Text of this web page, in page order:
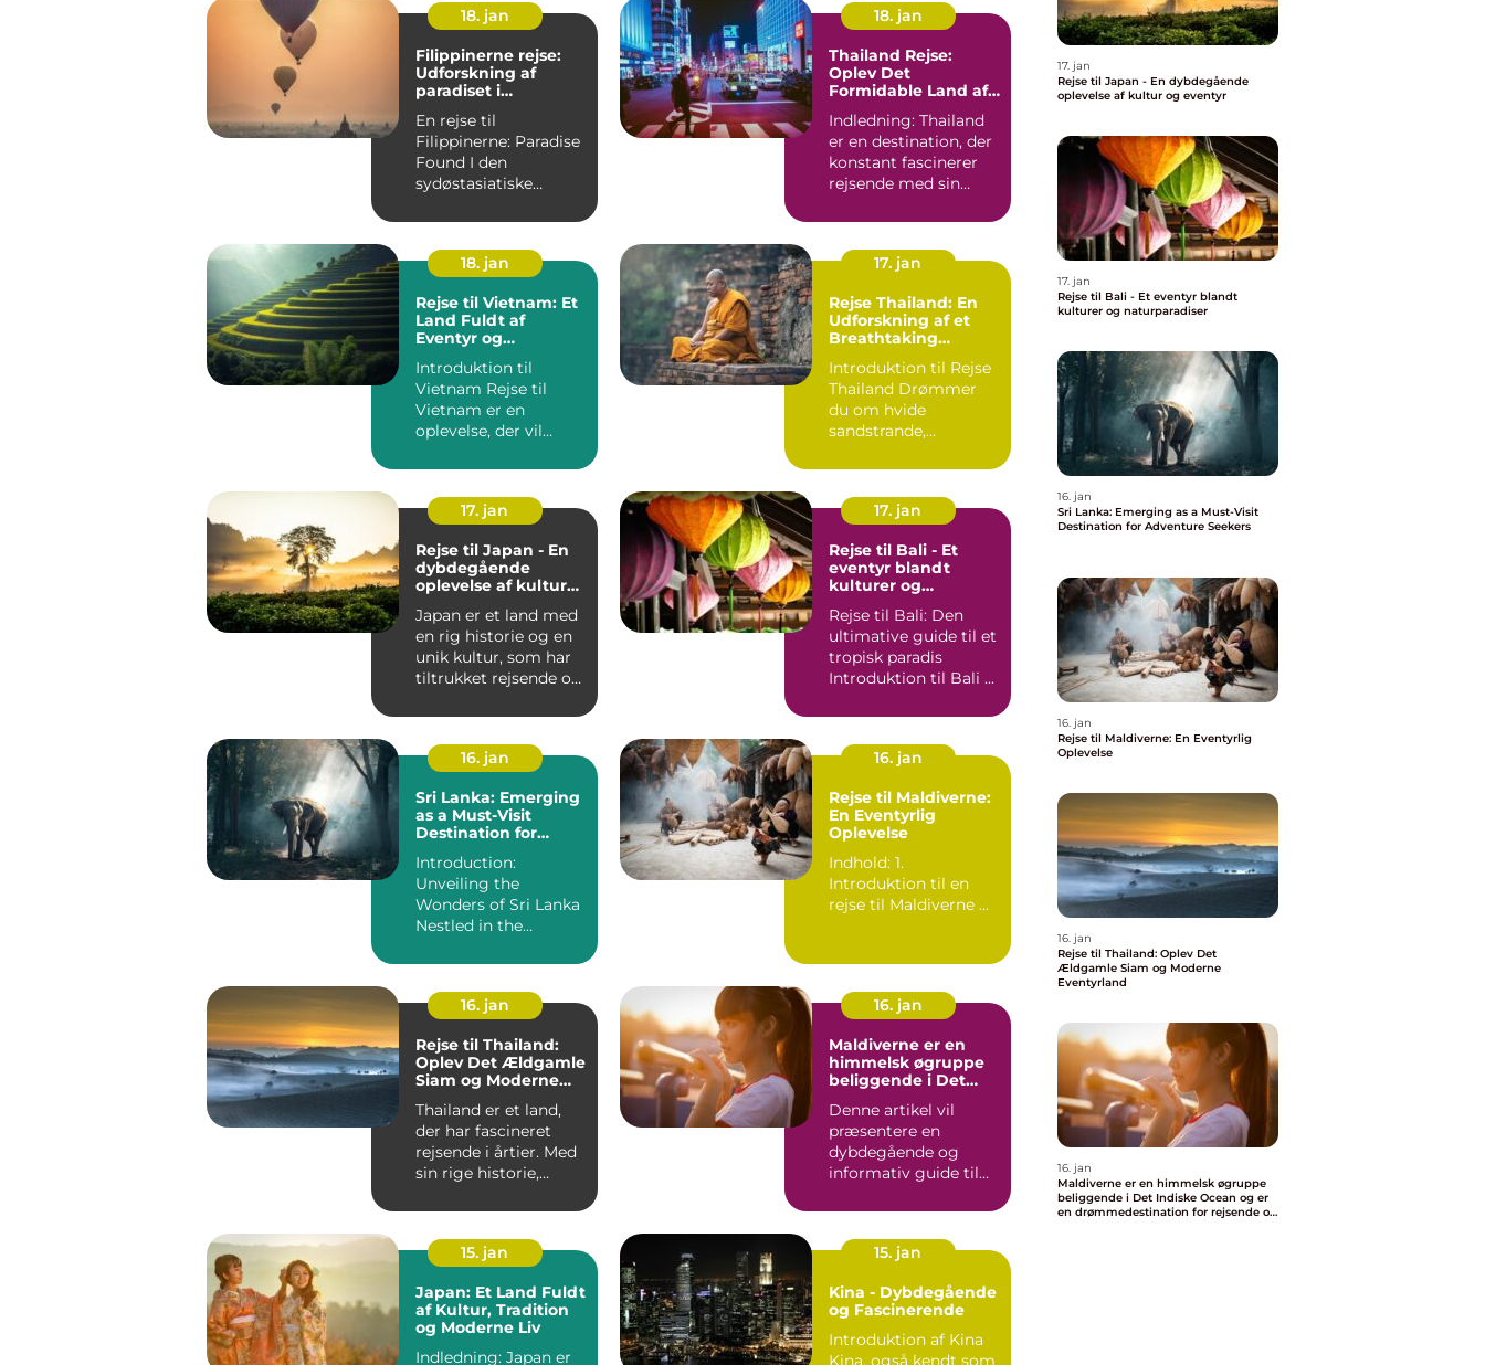
18. jan
Filippinerne rejse:
Udforskning af
paradiset i
En rejse til
Filippinerne: Paradise
Found I den
sydøstasiatiske
smukt paradis ...
18. jan
Thailand Rejse:
Oplev Det
Formidable Land af
Indledning: Thailand
er en destination, der
konstant fascinerer
rejsende med sin
18. jan
Rejse til Vietnam: Et
Land Fuldt af
Eventyr og
Introduktion til
Vietnam Rejse til
Vietnam er en
oplevelse, der vil
forbløffet. Med s...
17. jan
Rejse Thailand: En
Udforskning af et
Breathtaking
Introduktion til Rejse
Thailand Drømmer
du om hvide
sandstrande,
fortryllende ku...
17. jan
Rejse til Japan - En
dybdegående
oplevelse af kultur
Japan er et land med
en rig historie og en
unik kultur, som har
tiltrukket rejsende og
17. jan
Rejse til Bali - Et
eventyr blandt
kulturer og
Rejse til Bali: Den
ultimative guide til et
tropisk paradis
Introduktion til Bali ...
16. jan
Sri Lanka: Emerging
as a Must-Visit
Destination for
Introduction:
Unveiling the
Wonders of Sri Lanka
Nestled in the
Ocean, Sri Lanka,...
16. jan
Rejse til Maldiverne:
En Eventyrlig
Oplevelse
Indhold: 1.
Introduktion til en
rejse til Maldiverne ...
16. jan
Rejse til Thailand:
Oplev Det Ældgamle
Siam og Moderne
Thailand er et land,
der har fascineret
rejsende i årtier. Med
sin rige historie,
16. jan
Maldiverne er en
himmelsk øgruppe
beliggende i Det
en
drømmedestination
for rejsende og
eventyrlystne
Denne artikel vil
præsentere en
dybdegående og
informativ guide til
Maldiverne, hvor vi...
15. jan
Japan: Et Land Fuldt
af Kultur, Tradition
og Moderne Liv
Indledning: Japan er
15. jan
Kina - Dybdegående
og Fascinerende
Introduktion af Kina
Kina, også kendt som
17. jan
Rejse til Japan - En dybdegående
oplevelse af kultur og eventyr
17. jan
Rejse til Bali - Et eventyr blandt
kulturer og naturparadiser
16. jan
Sri Lanka: Emerging as a Must-Visit
Destination for Adventure Seekers
16. jan
Rejse til Maldiverne: En Eventyrlig
Oplevelse
16. jan
Rejse til Thailand: Oplev Det
Ældgamle Siam og Moderne
Eventyrland
16. jan
Maldiverne er en himmelsk øgruppe
beliggende i Det Indiske Ocean og er
en drømmedestination for rejsende og